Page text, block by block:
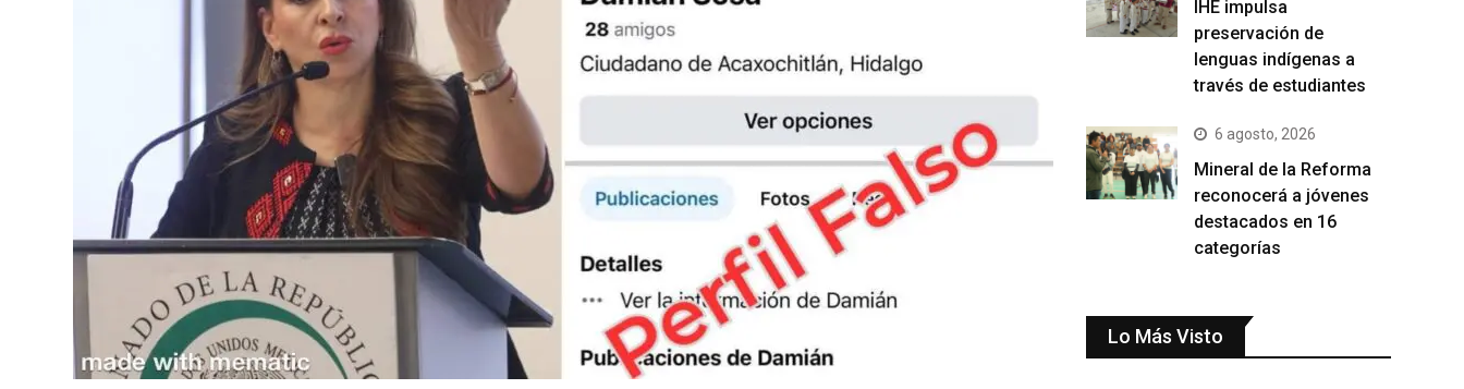
IHE impulsa
preservación de
lenguas indígenas a
través de estudiantes
6 agosto, 2026
Mineral de la Reforma
reconocerá a jóvenes
destacados en 16
categorías
Lo Más Visto